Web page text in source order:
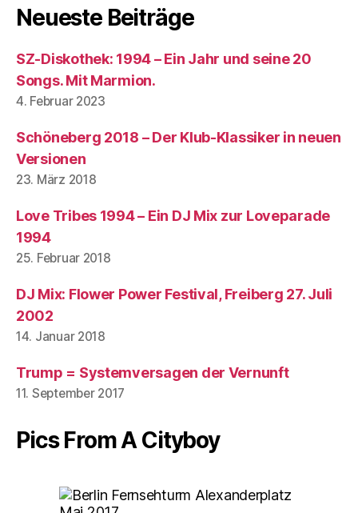
Neueste Beiträge
SZ-Diskothek: 1994 – Ein Jahr und seine 20
Songs. Mit Marmion.
4. Februar 2023
Schöneberg 2018 – Der Klub-Klassiker in neuen
Versionen
23. März 2018
Love Tribes 1994 – Ein DJ Mix zur Loveparade
1994
25. Februar 2018
DJ Mix: Flower Power Festival, Freiberg 27. Juli
2002
14. Januar 2018
Trump = Systemversagen der Vernunft
11. September 2017
Pics From A Cityboy